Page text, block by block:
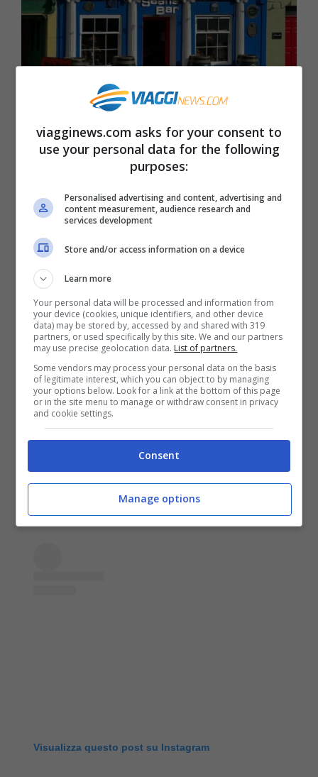
Questo pub in Irlanda è entrato nel Guinness World
Record: ecco perché (Instagram @seansbar)
Seans Bar non ha nulla del classico
“locale turistico” costruito ad arte. Qui
tutto è autentico: dalle pareti in pietra
leggermente inclinate, ai pavimenti
irregolari, fino agli arredi in legno scuro
consumati dal tempo. Durante i lavori di
ristrutturazione negli anni ’70, sono
frammenti di pareti fatte con vimini e
argilla, oggi conservati presso il Museo
Nazionale d’Irlanda. Una parte del passato
che letteralmente convive con il presente.
Visualizza questo post su Instagram
viagginews.com asks for your consent to
use your personal data for the following
purposes:
Personalised advertising and content, advertising and
content measurement, audience research and
services development
Store and/or access information on a device
Learn more
Your personal data will be processed and information from
your device (cookies, unique identifiers, and other device
data) may be stored by, accessed by and shared with 319
partners, or used specifically by this site. We and our partners
may use precise geolocation data. List of partners.
Some vendors may process your personal data on the basis
of legitimate interest, which you can object to by managing
your options below. Look for a link at the bottom of this page
or in the site menu to manage or withdraw consent in privacy
and cookie settings.
Consent
Manage options